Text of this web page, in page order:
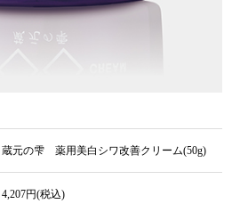
蔵元の雫 薬用美白シワ改善クリーム(50g)
4,207円(税込)